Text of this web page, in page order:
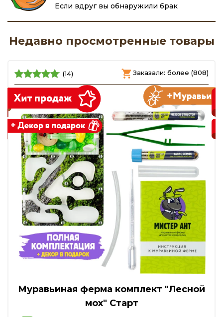
Если вдруг вы обнаружили брак
Недавно просмотренные товары
(14) Заказали: более (808)
Муравьиная ферма комплект "Лесной
мох" Старт